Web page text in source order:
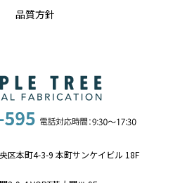
品質方針
区本町4-3-9 本町サンケイビル 18F